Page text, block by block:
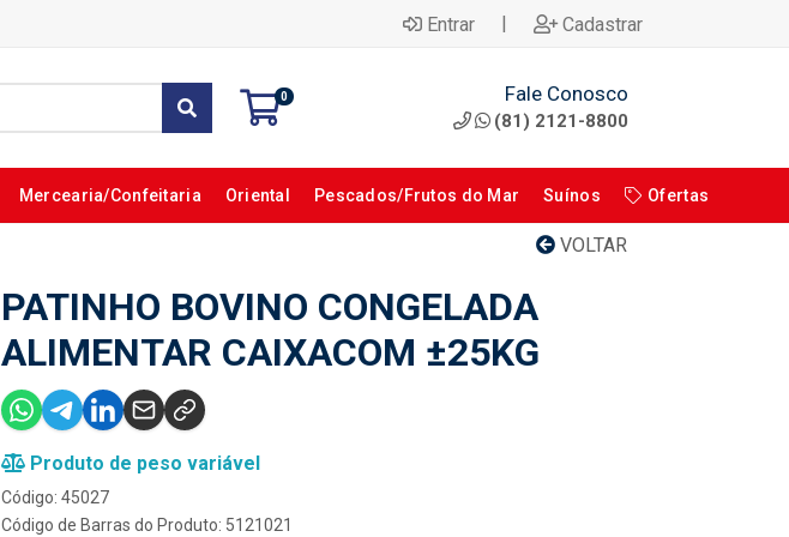
Entrar | Cadastrar
0 Fale Conosco
(81) 2121-8800
Mercearia/Confeitaria Oriental Pescados/Frutos do Mar Suínos Ofertas
VOLTAR
PATINHO BOVINO CONGELADA
ALIMENTAR CAIXACOM ±25KG
Produto de peso variável
Código: 45027
Código de Barras do Produto: 5121021